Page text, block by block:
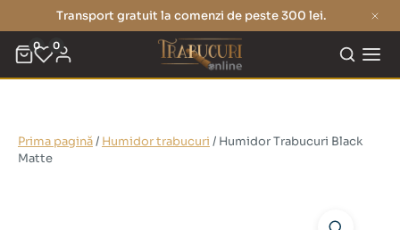
Transport gratuit la comenzi de peste 300 lei.
0 0
Prima pagină/ Humidor trabucuri / Humidor Trabucuri Black
Matte